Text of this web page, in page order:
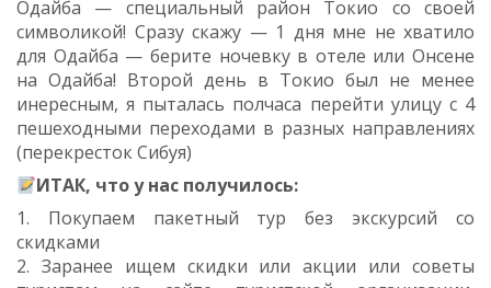
Одайба — специальный район Токио со своей
символикой! Сразу скажу — 1 дня мне не хватило
для Одайба — берите ночевку в отеле или Онсене
на Одайба! Второй день в Токио был не менее
инересным, я пыталась полчаса перейти улицу с 4
пешеходными переходами в разных направлениях
(перекресток Сибуя)
ИТАК, что у нас получилось:
1. Покупаем пакетный тур без экскурсий со
скидками
2. Заранее ищем скидки или акции или советы